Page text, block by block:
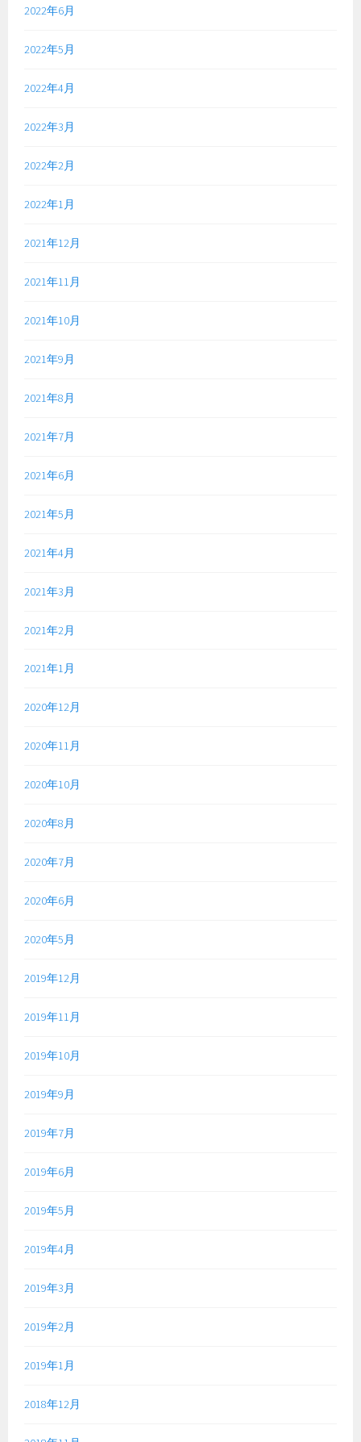
2022年6月
2022年5月
2022年4月
2022年3月
2022年2月
2022年1月
2021年12月
2021年11月
2021年10月
2021年9月
2021年8月
2021年7月
2021年6月
2021年5月
2021年4月
2021年3月
2021年2月
2021年1月
2020年12月
2020年11月
2020年10月
2020年8月
2020年7月
2020年6月
2020年5月
2019年12月
2019年11月
2019年10月
2019年9月
2019年7月
2019年6月
2019年5月
2019年4月
2019年3月
2019年2月
2019年1月
2018年12月